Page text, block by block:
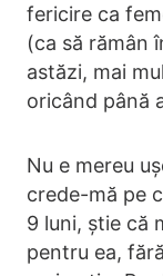
fericire ca
(ca să rămân
astăzi, mai
oricând până
Nu e mereu
crede-mă pe
9 luni, știe că
pentru ea,